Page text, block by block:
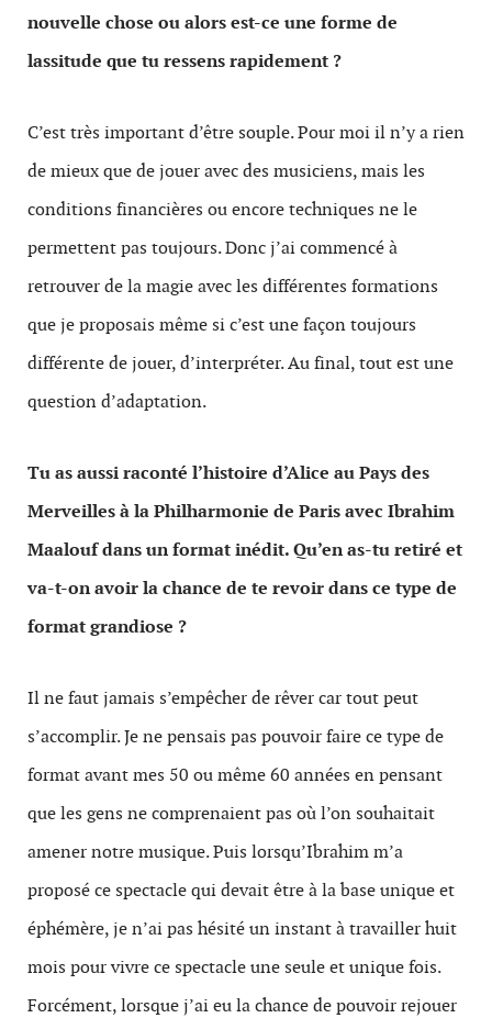
nouvelle chose ou alors est-ce une forme de
lassitude que tu ressens rapidement ?
C’est très important d’être souple. Pour moi il n’y a rien
de mieux que de jouer avec des musiciens, mais les
conditions financières ou encore techniques ne le
permettent pas toujours. Donc j’ai commencé à
retrouver de la magie avec les différentes formations
que je proposais même si c’est une façon toujours
différente de jouer, d’interpréter. Au final, tout est une
question d’adaptation.
Tu as aussi raconté l’histoire d’Alice au Pays des
Merveilles à la Philharmonie de Paris avec Ibrahim
Maalouf dans un format inédit. Qu’en as-tu retiré et
va-t-on avoir la chance de te revoir dans ce type de
format grandiose ?
Il ne faut jamais s’empêcher de rêver car tout peut
s’accomplir. Je ne pensais pas pouvoir faire ce type de
format avant mes 50 ou même 60 années en pensant
que les gens ne comprenaient pas où l’on souhaitait
amener notre musique. Puis lorsqu’Ibrahim m’a
proposé ce spectacle qui devait être à la base unique et
éphémère, je n’ai pas hésité un instant à travailler huit
mois pour vivre ce spectacle une seule et unique fois.
Forcément, lorsque j’ai eu la chance de pouvoir rejouer